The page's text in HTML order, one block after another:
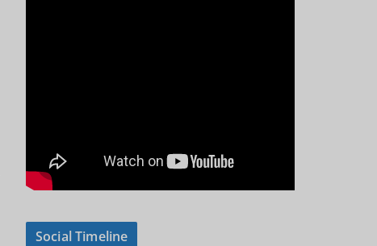
Social Timeline